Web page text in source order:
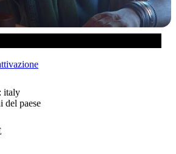
italy
del paese